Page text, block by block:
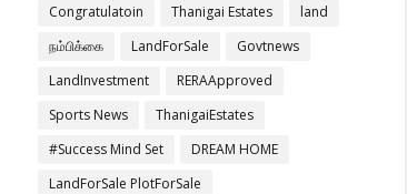
Congratulatoin
Thanigai Estates
land
நம்பிக்கை
LandForSale
Govtnews
LandInvestment
RERAApproved
Sports News
ThanigaiEstates
#Success Mind Set
DREAM HOME
LandForSale PlotForSale